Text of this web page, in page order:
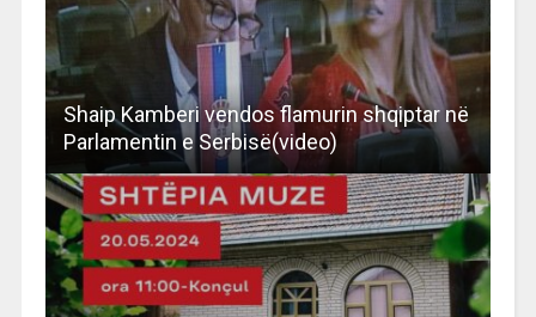
Shaip Kamberi vendos flamurin shqiptar në
Parlamentin e Serbisë(video)